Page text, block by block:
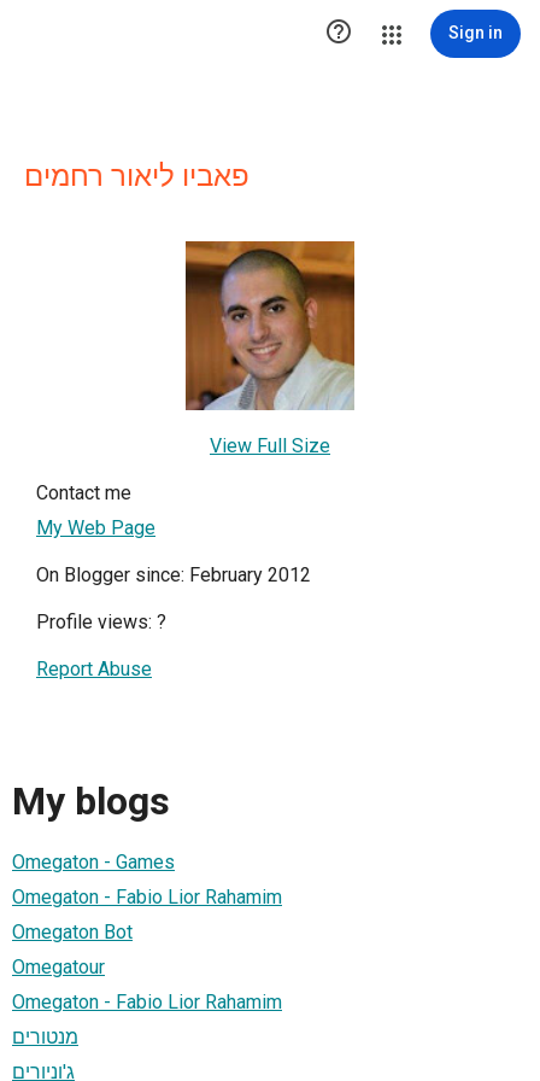
 Sign in
פאביו ליאור רחמים
View Full Size
Contact me
My Web Page
On Blogger since: February 2012
Profile views: ?
Report Abuse
My blogs
Omegaton - Games
Omegaton - Fabio Lior Rahamim
Omegaton Bot
Omegatour
Omegaton - Fabio Lior Rahamim
מנטורים
ג'וניורים